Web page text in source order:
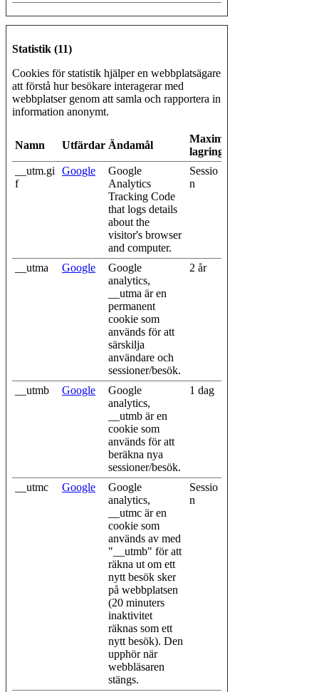
Statistik (11)
Cookies för statistik hjälper en webbplatsägare
att förstå hur besökare interagerar med
webbplatser genom att samla och rapportera in
information anonymt.
Namn UtfärdareÄndamål
Maximal
lagringstid
__utm.gi
f
Google
Google
Analytics
Tracking Code
that logs details
about the
visitor's browser
and computer.
Sessio
n
__utma Google
Google
analytics,
__utma är en
permanent
cookie som
används för att
särskilja
användare och
sessioner/besök.
2 år
__utmb Google
Google
analytics,
__utmb är en
cookie som
används för att
beräkna nya
sessioner/besök.
1 dag
__utmc Google
Google
analytics,
__utmc är en
cookie som
används av med
"__utmb" för att
räkna ut om ett
nytt besök sker
på webbplatsen
(20 minuters
inaktivitet
räknas som ett
nytt besök). Den
upphör när
webbläsaren
stängs.
Sessio
n